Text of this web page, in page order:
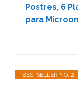
Postres, 6
para
BESTSELLER NO. 2